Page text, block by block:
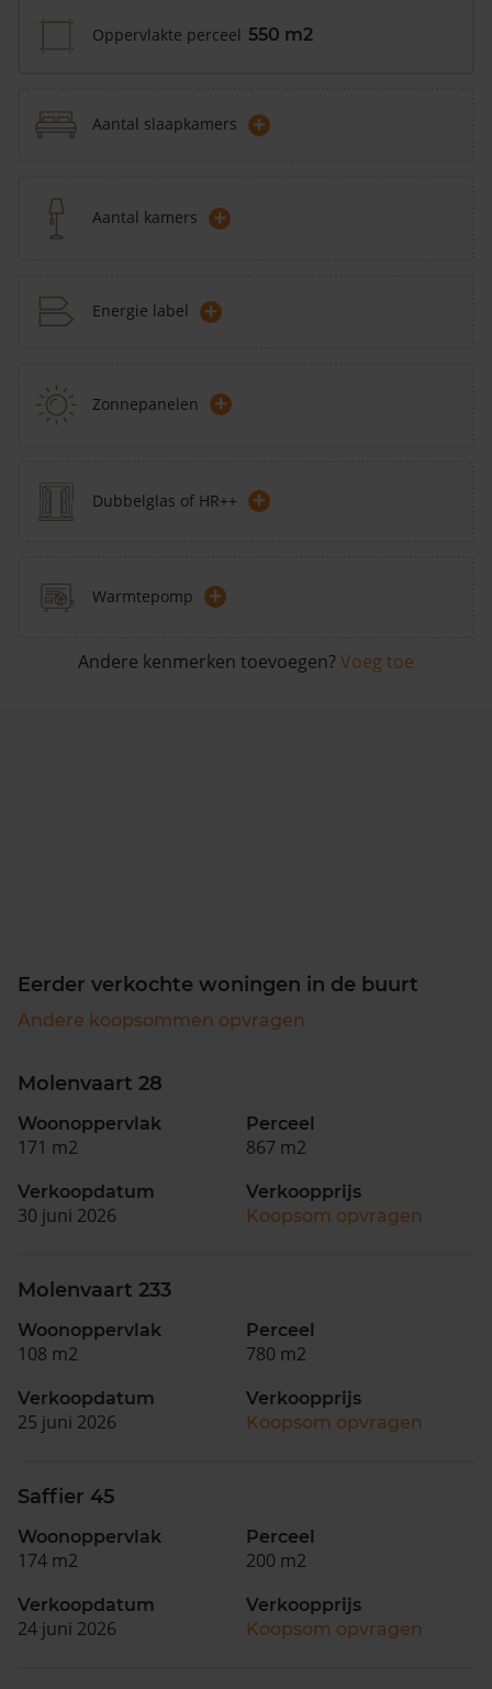
Oppervlakte perceel 550 m2
Aantal slaapkamers +
Aantal kamers +
Energie label +
Zonnepanelen +
Dubbelglas of HR++ +
Warmtepomp +
Andere kenmerken toevoegen? Voeg toe
Eerder verkochte woningen in de buurt
Andere koopsommen opvragen
Molenvaart 28
Woonoppervlak
171 m2
Perceel
867 m2
Verkoopdatum
30 juni 2026
Verkoopprijs
Koopsom opvragen
Molenvaart 233
Woonoppervlak
108 m2
Perceel
780 m2
Verkoopdatum
25 juni 2026
Verkoopprijs
Koopsom opvragen
Saffier 45
Woonoppervlak
174 m2
Perceel
200 m2
Verkoopdatum
24 juni 2026
Verkoopprijs
Koopsom opvragen